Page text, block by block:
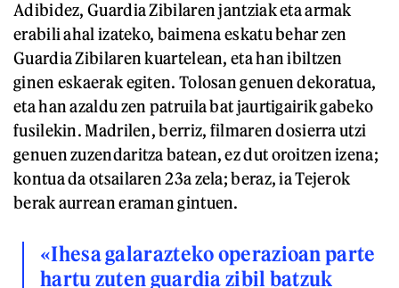
Adibidez, Guardia Zibilaren jantziak eta armak
erabili ahal izateko, baimena eskatu behar zen
Guardia Zibilaren kuartelean, eta han ibiltzen
ginen eskaerak egiten. Tolosan genuen dekoratua,
eta han azaldu zen patruila bat jaurtigairik gabeko
fusilekin. Madrilen, berriz, filmaren dosierra utzi
genuen zuzendaritza batean, ez dut oroitzen izena;
kontua da otsailaren 23a zela; beraz, ia Tejerok
berak aurrean eraman gintuen.
«Ihesa galarazteko operazioan parte
hartu zuten guardia zibil batzuk